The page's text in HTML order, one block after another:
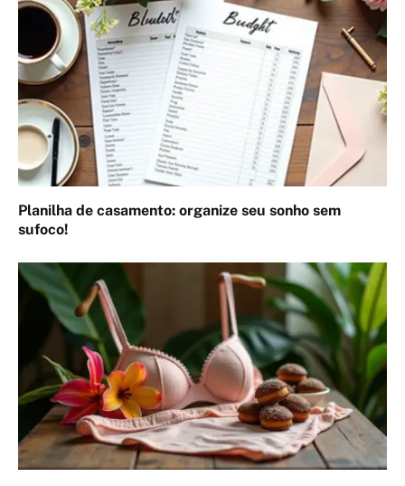
Planilha de casamento: organize seu sonho sem
sufoco!